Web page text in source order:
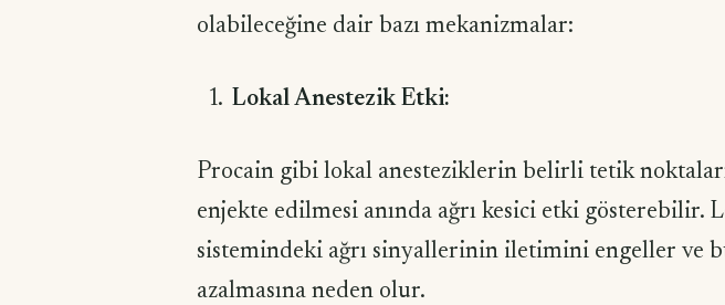
olabileceğine dair bazı mekanizmalar:
Lokal Anestezik Etki:
Procain gibi lokal anesteziklerin belirli tetik
enjekte edilmesi anında ağrı kesici etki gösterebilir.
sistemindeki ağrı sinyallerinin iletimini engeller ve
azalmasına neden olur.